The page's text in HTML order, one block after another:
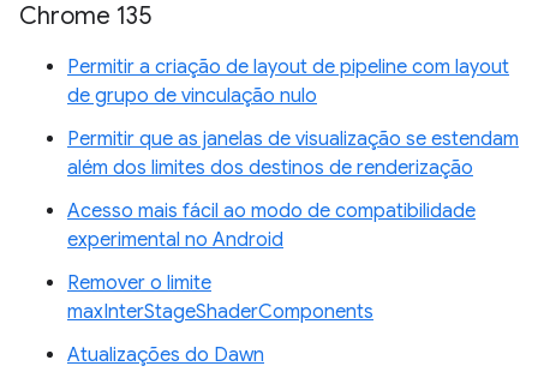
Chrome 135
Permitir a criação de layout de pipeline com layout
de grupo de vinculação nulo
Permitir que as janelas de visualização se estendam
além dos limites dos destinos de renderização
Acesso mais fácil ao modo de compatibilidade
experimental no Android
Remover o limite
maxInterStageShaderComponents
Atualizações do Dawn